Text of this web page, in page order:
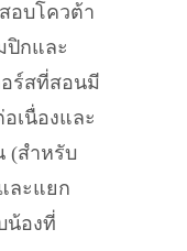
อบโควต้า
ปิกและ
ร์สที่สอนมี
เนื่องและ
(สำหรับ
ละแยก
น้องที่